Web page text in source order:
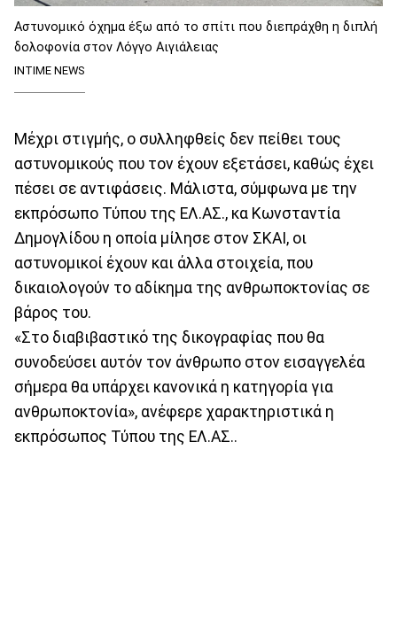
Αστυνομικό όχημα έξω από το σπίτι που διεπράχθη η διπλή
δολοφονία στον Λόγγο Αιγιάλειας
INTIME NEWS
Mέχρι στιγμής, ο συλληφθείς δεν πείθει τους
αστυνομικούς που τον έχουν εξετάσει, καθώς έχει
πέσει σε αντιφάσεις. Μάλιστα, σύμφωνα με την
εκπρόσωπο Τύπου της ΕΛ.ΑΣ., κα Κωνσταντία
Δημογλίδου η οποία μίλησε στον ΣΚΑΙ, οι
αστυνομικοί έχουν και άλλα στοιχεία, που
δικαιολογούν το αδίκημα της ανθρωποκτονίας σε
βάρος του.
«Στο διαβιβαστικό της δικογραφίας που θα
συνοδεύσει αυτόν τον άνθρωπο στον εισαγγελέα
σήμερα θα υπάρχει κανονικά η κατηγορία για
ανθρωποκτονία», ανέφερε χαρακτηριστικά η
εκπρόσωπος Τύπου της ΕΛ.ΑΣ..